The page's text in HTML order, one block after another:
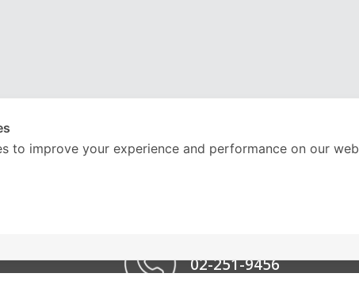
02-251-9456
to improve your experience and performance on our